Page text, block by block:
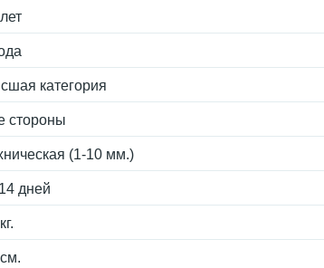
категория
стороны
(1-10 мм.)
дней